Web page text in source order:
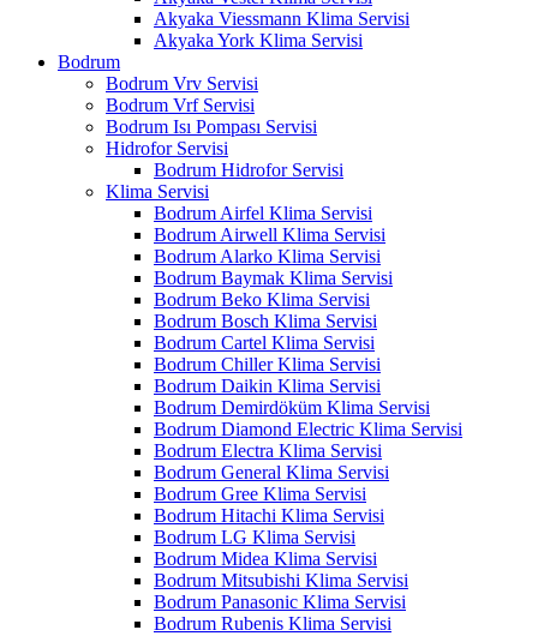
Akyaka Viessmann Klima Servisi
Akyaka York Klima Servisi
Bodrum
Bodrum Vrv Servisi
Bodrum Vrf Servisi
Bodrum Isı Pompası Servisi
Hidrofor Servisi
Bodrum Hidrofor Servisi
Klima Servisi
Bodrum Airfel Klima Servisi
Bodrum Airwell Klima Servisi
Bodrum Alarko Klima Servisi
Bodrum Baymak Klima Servisi
Bodrum Beko Klima Servisi
Bodrum Bosch Klima Servisi
Bodrum Cartel Klima Servisi
Bodrum Chiller Klima Servisi
Bodrum Daikin Klima Servisi
Bodrum Demirdöküm Klima Servisi
Bodrum Diamond Electric Klima Servisi
Bodrum Electra Klima Servisi
Bodrum General Klima Servisi
Bodrum Gree Klima Servisi
Bodrum Hitachi Klima Servisi
Bodrum LG Klima Servisi
Bodrum Midea Klima Servisi
Bodrum Mitsubishi Klima Servisi
Bodrum Panasonic Klima Servisi
Bodrum Rubenis Klima Servisi